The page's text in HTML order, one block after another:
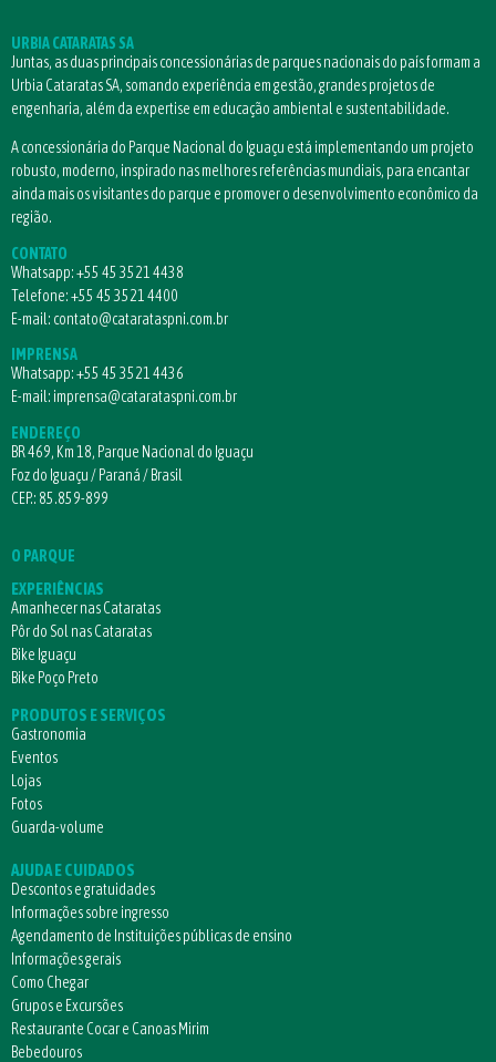
URBIA CATARATAS SA
Juntas, as duas principais concessionárias de parques nacionais do país formam a
Urbia Cataratas SA, somando experiência em gestão, grandes projetos de
engenharia, além da expertise em educação ambiental e sustentabilidade.
A concessionária do Parque Nacional do Iguaçu está implementando um projeto
robusto, moderno, inspirado nas melhores referências mundiais, para encantar
ainda mais os visitantes do parque e promover o desenvolvimento econômico da
região.
CONTATO
Whatsapp:+55 45 3521 4438
Telefone:+55 45 3521 4400
E-mail: contato@catarataspni.com.br
IMPRENSA
Whatsapp:+55 45 3521 4436
E-mail: imprensa@catarataspni.com.br
ENDEREÇO
BR 469, Km 18, Parque Nacional do Iguaçu
Foz do Iguaçu / Paraná / Brasil
CEP.: 85.859-899
O PARQUE
EXPERIÊNCIAS
Amanhecer nas Cataratas
Pôr do Sol nas Cataratas
Bike Iguaçu
Bike Poço Preto
PRODUTOS E SERVIÇOS
Gastronomia
Eventos
Lojas
Fotos
Guarda-volume
AJUDA E CUIDADOS
Descontos e gratuidades
Informações sobre ingresso
Agendamento de Instituições públicas de ensino
Informações gerais
Como Chegar
Grupos e Excursões
Restaurante Cocar e Canoas Mirim
Bebedouros